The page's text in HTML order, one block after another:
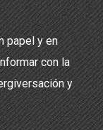
papel y en
con la
y